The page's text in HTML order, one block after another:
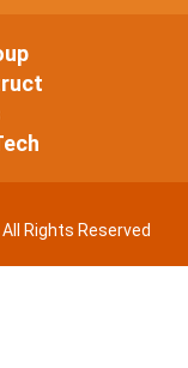
Rights Reserved